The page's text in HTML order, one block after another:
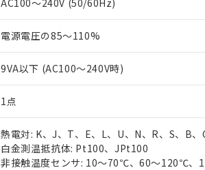
AC100～240V (50/60Hz)
電源電圧の85～110%
9VA以下 (AC100～240V時)
1点
熱電対: K、J、T、E、L、U、N、R、S、B
白金測温抵抗体: Pt100、JPt100
非接触温度センサ: 10～70℃、60～120℃